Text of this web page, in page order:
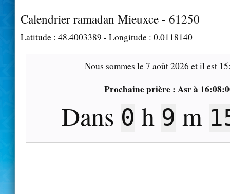
Calendrier ramadan Mieuxce - 61250
Latitude : 48.4003389 - Longitude : 0.0118140
Nous sommes le7 août 2026 et il est
Prochaine prière : Asrà
Dans 0 h 9 m